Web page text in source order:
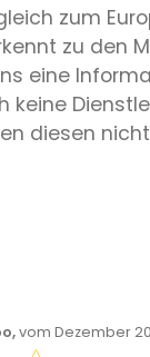
zum
zu den
eine
keine
diesen
vom Dezember